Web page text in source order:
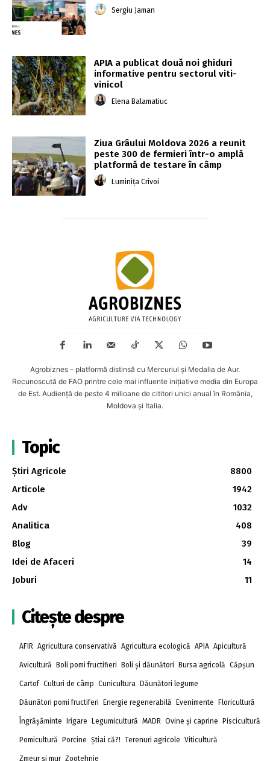
Sergiu Jaman
APIA a publicat două noi ghiduri
informative pentru sectorul viti-
vinicol
Elena Balamatiuc
Ziua Grâului Moldova 2026 a reunit
peste 300 de fermieri într-o amplă
platformă de testare în câmp
Luminița Crivoi
Agrobiznes – platformă distinsă cu Mercuriul și Medalia de Aur.
Recunoscută de FAO printre cele mai influente inițiative media din Europa
de Est. Audiență de peste 4 milioane de cititori unici anual în România,
Moldova și Italia.
Topic
Știri Agricole
8800
Articole
1942
Adv
1032
Analitica
408
Blog
39
Idei de Afaceri
14
Joburi
11
Citește despre
AFIR Agricultura conservativă Agricultura ecologică APIA Apicultură
Avicultură Boli pomi fructifieri Boli și dăunători Bursa agricolă Căpșun
Cartof Culturi de câmp Cunicultura Dăunători legume
Dăunători pomi fructiferi Energie regenerabilă Evenimente Floricultură
Îngrășăminte Irigare Legumicultură MADR Ovine și caprine Piscicultură
Pomicultură Porcine Știai că?! Terenuri agricole Viticultură
Zmeur și mur Zootehnie